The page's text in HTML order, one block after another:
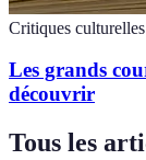
Critiques
Les grands
découvrir
Tous les